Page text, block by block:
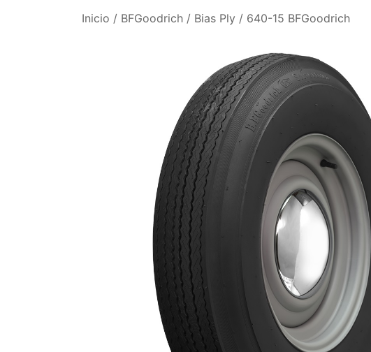
Inicio / BFGoodrich / Bias Ply / 640-15 BFGoodrich